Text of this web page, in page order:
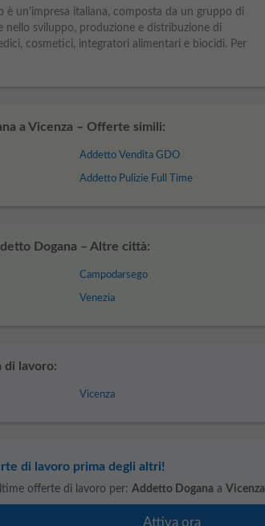
è un'impresa italiana, composta da un gruppo di
nello sviluppo, produzione e distribuzione di
cosmetici, integratori alimentari e biocidi. Per
a Vicenza – Offerte simili:
Addetto Vendita GDO
Addetto Pulizie Full Time
Dogana – Altre città:
Campodarsego
Venezia
di lavoro:
Vicenza
di lavoro prima degli altri!
offerte di lavoro per: Addetto Dogana a Vicenza